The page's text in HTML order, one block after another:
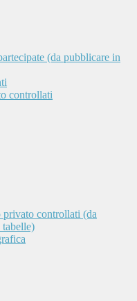
(da pubblicare in
controllati
controllati (da